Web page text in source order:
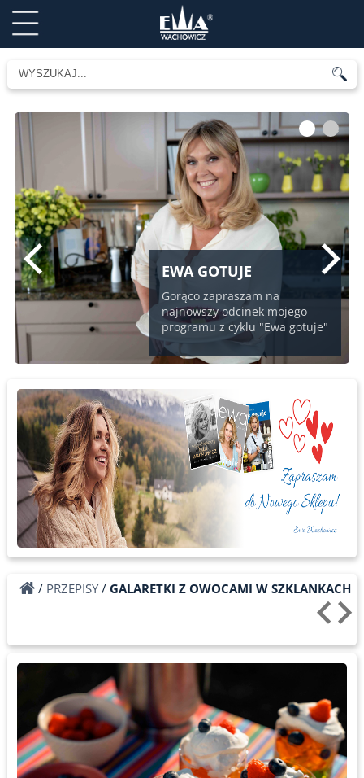
EWA GOTUJE
Gorąco zapraszam na
najnowszy odcinek mojego
programu z cyklu "Ewa gotuje"
1 2
/ PRZEPISY/ GALARETKI Z OWOCAMI W SZKLANKACH